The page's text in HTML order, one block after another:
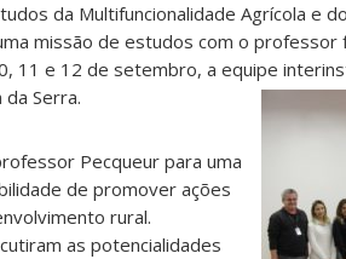
da Multifuncionalidade Agrícola e
missão de estudos com o professor
11 e 12 de setembro, a equipe
da Serra.
Pecqueur para uma
de promover ações
rural.
as potencialidades